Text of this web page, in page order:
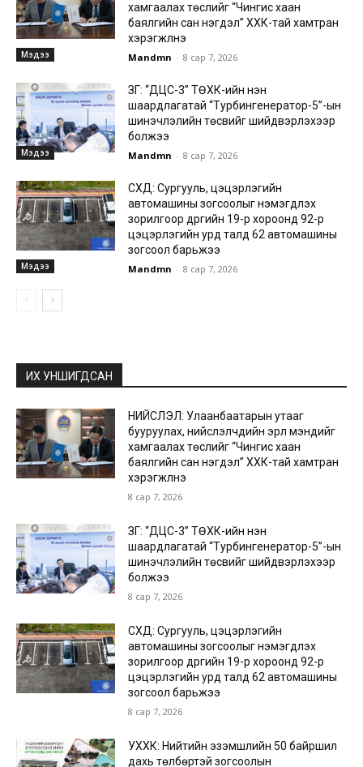
Мэдээ
хамгаалах төслийг “Чингис хаан
баялгийн сан нэгдэл” ХХК-тай хамтран
хэрэгжүүлнэ
Mandmn - 8 сар 7, 2026
Мэдээ
ЗГ: “ДЦС-3” ТӨХК-ийн нэн
шаардлагатай “Турбингенератор-5”-ын
шинэчлэлийн төсвийг шийдвэрлэхээр
болжээ
Mandmn - 8 сар 7, 2026
Мэдээ
СХД: Сургууль, цэцэрлэгийн
автомашины зогсоолыг нэмэгдүүлэх
зорилгоор дүүргийн 19-р хороонд 92-р
цэцэрлэгийн урд талд 62 автомашины
зогсоол барьжээ
Mandmn - 8 сар 7, 2026
ИХ УНШИГДСАН
НИЙСЛЭЛ: Улаанбаатарын утааг
бууруулах, нийслэлчүүдийн эрүүл мэндийг
хамгаалах төслийг “Чингис хаан
баялгийн сан нэгдэл” ХХК-тай хамтран
хэрэгжүүлнэ
8 сар 7, 2026
ЗГ: “ДЦС-3” ТӨХК-ийн нэн
шаардлагатай “Турбингенератор-5”-ын
шинэчлэлийн төсвийг шийдвэрлэхээр
болжээ
8 сар 7, 2026
СХД: Сургууль, цэцэрлэгийн
автомашины зогсоолыг нэмэгдүүлэх
зорилгоор дүүргийн 19-р хороонд 92-р
цэцэрлэгийн урд талд 62 автомашины
зогсоол барьжээ
8 сар 7, 2026
УХХК: Нийтийн эзэмшлийн 50 байршил
дахь төлбөртэй зогсоолын